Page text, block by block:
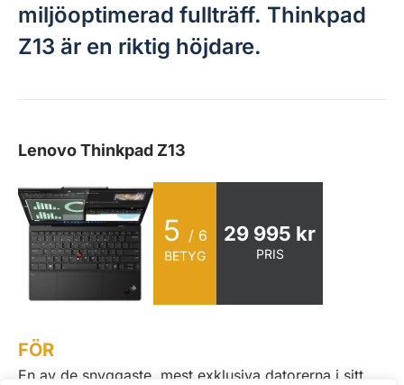
miljöoptimerad fullträff. Thinkpad
Z13 är en riktig höjdare.
Lenovo Thinkpad Z13
5 / 6
BETYG
29 995 kr
PRIS
FÖR
En av de snyggaste, mest exklusiva datorerna i sitt